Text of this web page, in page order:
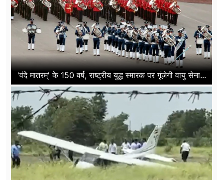
'वंदे मातरम्' के 150 वर्ष, राष्ट्रीय युद्ध स्मारक पर गूंजेगी वायु सेना...